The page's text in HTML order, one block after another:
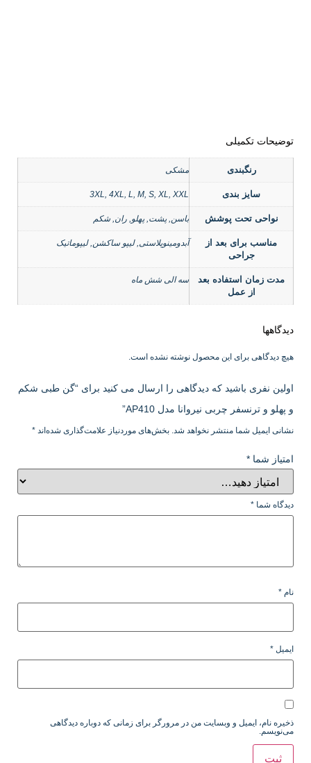
توضیحات تکمیلی
رنگبندی مشکی
سایز بندی 3XL, 4XL, L, M, S, XL, XXL
نواحی تحت پوشش باسن, پشت, پهلو, ران, شکم
مناسب برای بعد از
جراحی
آبدومینوپلاستی, لیپو ساکشن, لیپوماتیک
مدت زمان استفاده بعد
از عمل
سه الی شش ماه
دیدگاهها
هیچ دیدگاهی برای این محصول نوشته نشده است.
اولین نفری باشید که دیدگاهی را ارسال می کنید برای “گن طبی شکم
و پهلو و ترنسفر چربی نیروانا مدل AP410”
نشانی ایمیل شما منتشر نخواهد شد. بخش‌های موردنیاز علامت‌گذاری شده‌اند *
امتیاز شما *
دیدگاه شما *
نام *
ایمیل *
ذخیره نام، ایمیل و وبسایت من در مرورگر برای زمانی که دوباره دیدگاهی
می‌نویسم.